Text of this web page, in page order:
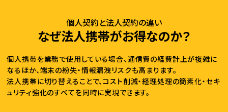
個人契約と法人契約の違い
なぜ法人携帯がお得なのか？
個人携帯を業務で使用している場合、通信費の経費計上が複雑に
なるほか、端末の紛失・情報漏洩リスクも高まります。
法人携帯に切り替えることで、コスト削減・経理処理の簡素化・セキ
ュリティ強化のすべてを同時に実現できます。